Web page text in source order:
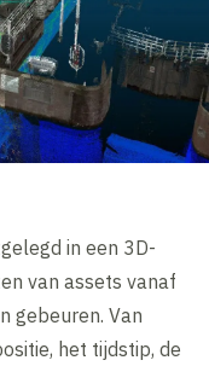
in een 3D-
van assets vanaf
gebeuren. Van
het tijdstip, de